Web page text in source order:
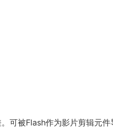
可被Flash作为影片剪辑元件